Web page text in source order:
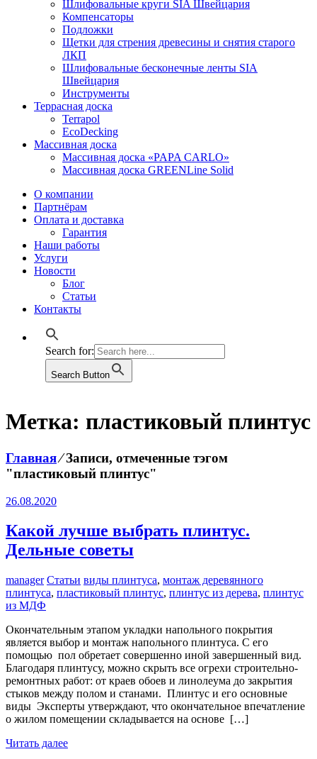
Шлифовальные круги SIA Швейцария
Компенсаторы
Подложки
Щетки для стрения древесины и снятия старого
ЛКП
Шлифовальные бесконечные ленты SIA
Швейцария
Инструменты
Террасная доска
Terrapol
EcoDecking
Массивная доска
Массивная доска «PAPA CARLO»
Массивная доска GREENLine Solid
О компании
Партнёрам
Оплата и доставка
Гарантия
Наши работы
Услуги
Новости
Блог
Статьи
Контакты
Search for:
Search Button
Метка: пластиковый плинтус
Главная⁄Записи, отмеченные тэгом
"пластиковый плинтус"
26.08.2020
Какой лучше выбрать плинтус.
Дельные советы
manager Статьи виды плинтуса, монтаж деревянного
плинтуса, пластиковый плинтус, плинтус из дерева, плинтус
из МДФ
Окончательным этапом укладки напольного покрытия
является выбор и монтаж напольного плинтуса. С его
помощью пол обретает совершенно иной завершенный вид.
Благодаря плинтусу, можно скрыть все огрехи строительно-
ремонтных работ: от краев обоев и линолеума до закрытия
стыков между полом и станами. Плинтус и его основные
виды Эксперты утверждают, что окончательное впечатление
о жилом помещении складывается на основе […]
Читать далее